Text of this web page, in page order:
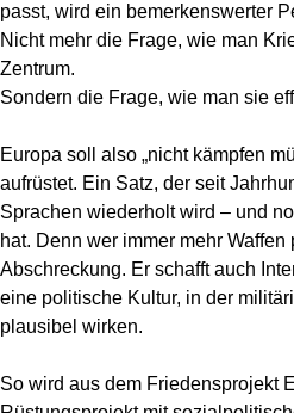
passt, wird ein bemerkenswerter
Nicht mehr die Frage, wie man
Zentrum.
Sondern die Frage, wie man sie
Europa soll also „nicht kämpfen
aufrüstet. Ein Satz, der seit
Sprachen wiederholt wird – und
hat. Denn wer immer mehr
Abschreckung. Er schafft auch
eine politische Kultur, in der
plausibel wirken.
So wird aus dem Friedensprojekt